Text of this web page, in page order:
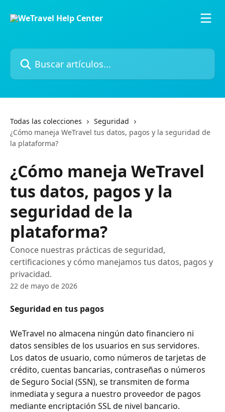
Buscar artículos...
Todas las colecciones
Seguridad
¿Cómo maneja WeTravel tus datos, pagos y la seguridad de
la plataforma?
¿Cómo maneja WeTravel
tus datos, pagos y la
seguridad de la
plataforma?
Conoce nuestras prácticas de seguridad,
certificaciones y cómo manejamos tus datos, pagos y
privacidad.
22 de mayo de 2026
Seguridad en tus pagos
WeTravel no almacena ningún dato financiero ni
datos sensibles de los usuarios en sus servidores.
Los datos de usuario, como números de tarjetas de
crédito, cuentas bancarias, contraseñas o números
de Seguro Social (SSN), se transmiten de forma
inmediata y segura a nuestro proveedor de pagos
mediante encriptación SSL de nivel bancario.